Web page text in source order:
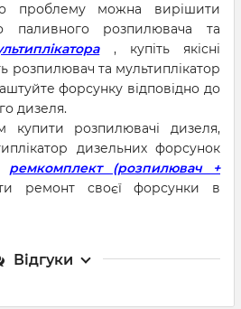
проблему можна вирішити
паливного розпилювача та
, купіть якісні
розпилювач та мультиплікатор
форсунку відповідно до
дизеля.
розпилювачі дизеля,
дизельних форсунок
ремкомплект (розпилювач +
ремонт своєї форсунки в
Відгуки